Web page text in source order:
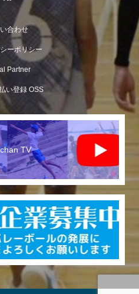
合わせ
ーポリシー
Partner
い登録 OSS
TV